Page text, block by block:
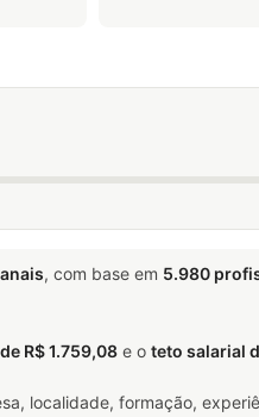
, com base em 5.980
R$ 1.759,08 e o teto salarial
localidade, formação,